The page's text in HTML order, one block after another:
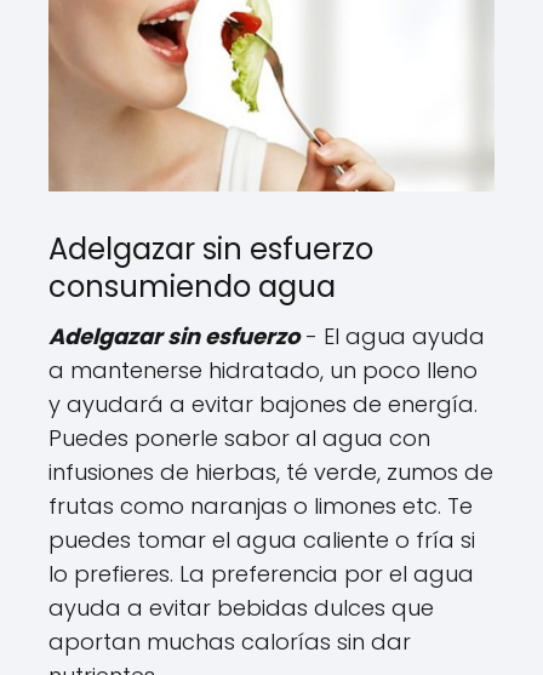
Adelgazar sin esfuerzo
consumiendo agua
Adelgazar sin esfuerzo- El agua ayuda
a mantenerse hidratado, un poco lleno
y ayudará a evitar bajones de energía.
Puedes ponerle sabor al agua con
infusiones de hierbas, té verde, zumos de
frutas como naranjas o limones etc. Te
puedes tomar el agua caliente o fría si
lo prefieres. La preferencia por el agua
ayuda a evitar bebidas dulces que
aportan muchas calorías sin dar